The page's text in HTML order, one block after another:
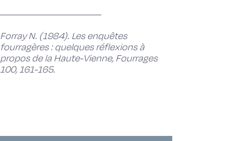
Forray N. (1984). Les enquêtes
fourragères : quelques réflexions à
propos de la Haute-Vienne, Fourrages
100, 161-165.